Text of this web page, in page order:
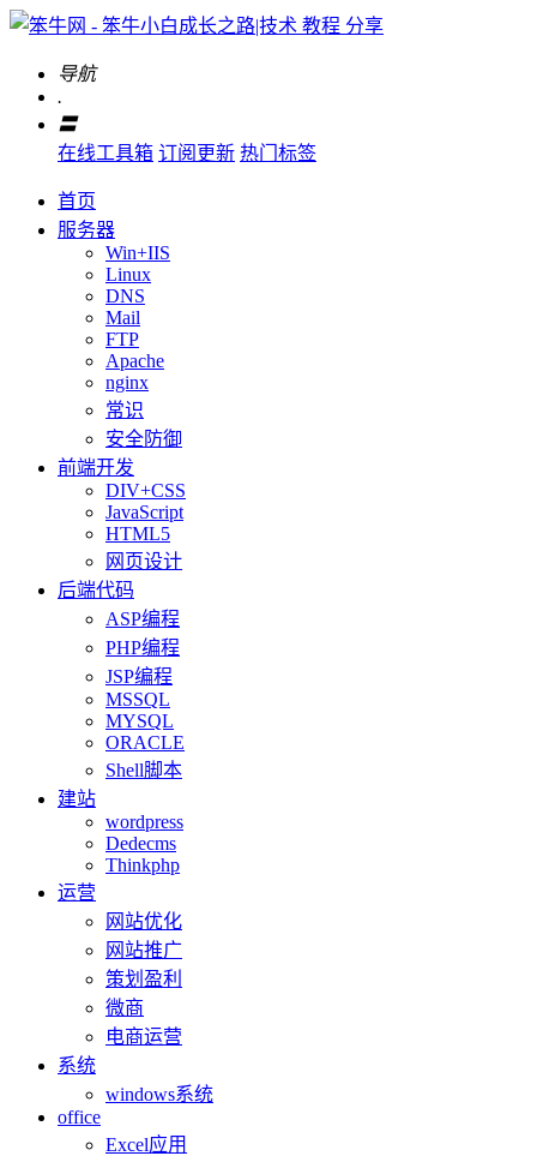
导航
.
〓
在线工具箱 订阅更新 热门标签
首页
服务器
Win+IIS
Linux
DNS
Mail
FTP
Apache
nginx
常识
安全防御
前端开发
DIV+CSS
JavaScript
HTML5
网页设计
后端代码
ASP编程
PHP编程
JSP编程
MSSQL
MYSQL
ORACLE
Shell脚本
建站
wordpress
Dedecms
Thinkphp
运营
网站优化
网站推广
策划盈利
微商
电商运营
系统
windows系统
office
Excel应用